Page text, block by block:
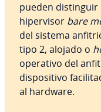
pueden di­s­ti­n­guir
hi­pe­r­vi­sor bare
del sistema
tipo 2, alojado o
operativo del
di­s­po­si­ti­vo
al hardware.